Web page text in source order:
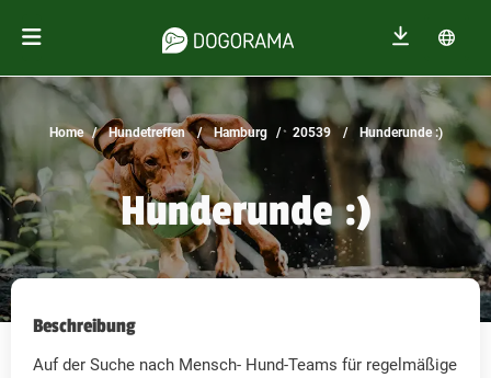
Home Hundetreffen Hamburg 20539 Hunderunde :)
Hunderunde :)
Beschreibung
Auf der Suche nach Mensch- Hund-Teams für regelmäßige